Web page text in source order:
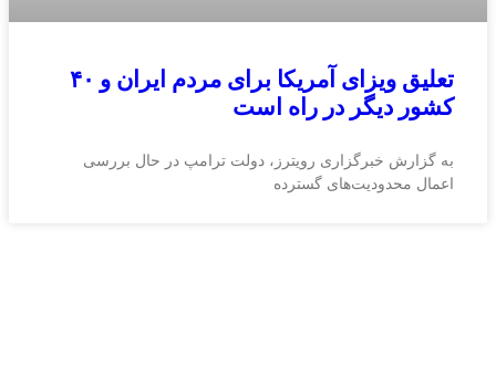
تعلیق ویزای آمریکا برای مردم ایران و ۴۰
کشور دیگر در راه است
به گزارش خبرگزاری رویترز، دولت ترامپ در حال بررسی
اعمال محدودیت‌های گسترده